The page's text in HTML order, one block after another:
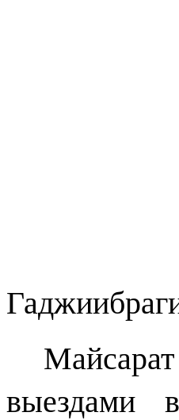
выездами